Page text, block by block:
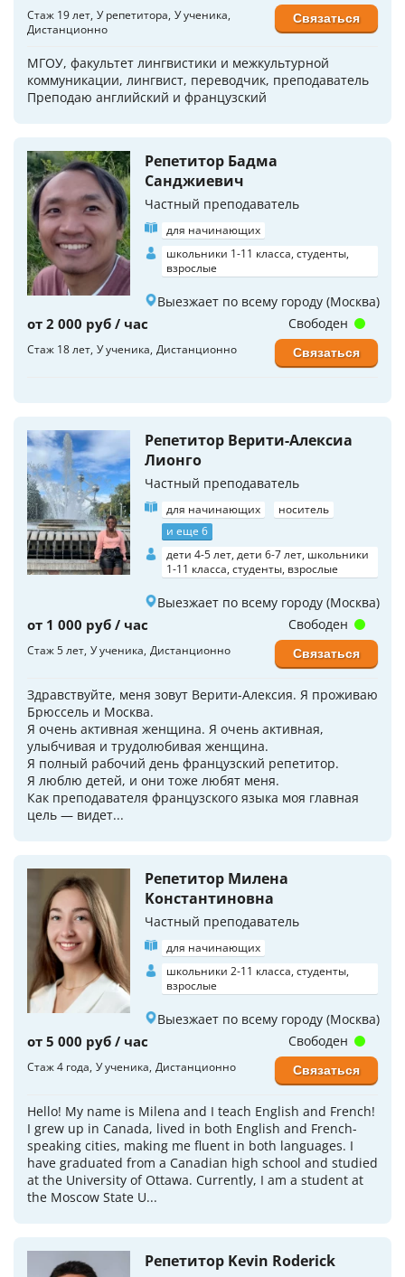
Стаж 19 лет У репетитора У ученика
Дистанционно
МГОУ, факультет лингвистики и межкультурной
коммуникации, лингвист, переводчик, преподаватель
Преподаю английский и французский
Связаться
Репетитор Бадма
Санджиевич
Частный преподаватель
для начинающих
школьники 1-11 класса, студенты,
взрослые
Выезжает по всему городу (Москва)
от 2 000 руб / час
Стаж 18 лет У ученика Дистанционно
Свободен
Связаться
Репетитор Верити-Алексиа
Лионго
Частный преподаватель
для начинающих
носитель
и еще 6
дети 4-5 лет, дети 6-7 лет, школьники
1-11 класса, студенты, взрослые
Выезжает по всему городу (Москва)
от 1 000 руб / час
Стаж 5 лет У ученика Дистанционно
Здравствуйте, меня зовут Верити-Алексия. Я проживаю
Брюссель и Москва.
Я очень активная женщина. Я очень активная,
улыбчивая и трудолюбивая женщина.
Я полный рабочий день французский репетитор.
Я люблю детей, и они тоже любят меня.
Как преподавателя французского языка моя главная
цель — видет...
Свободен
Связаться
Репетитор Милена
Koнстантиновна
Частный преподаватель
для начинающих
школьники 2-11 класса, студенты,
взрослые
Выезжает по всему городу (Москва)
от 5 000 руб / час
Стаж 4 года У ученика Дистанционно
Hello! My name is Milena and I teach English and French!
I grew up in Canada, lived in both English and French-
speaking cities, making me fluent in both languages. I
have graduated from a Canadian high school and studied
at the University of Ottawa. Currently, I am a student at
the Moscow State U...
Свободен
Связаться
Репетитор Kevin Roderick